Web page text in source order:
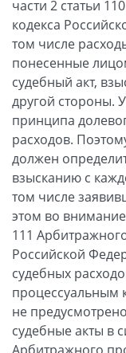
части 2 статьи
кодекса
том числе
понесенные
судебный акт,
другой стороны.
принципа
расходов.
должен
взысканию с
том числе
этом во
111
Российской
судебных
процессуальным
не
судебные акты в